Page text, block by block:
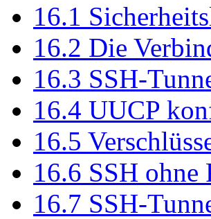
16.1
16.2 Die
16.3 SSH-
16.4 UUCP
16.5
16.6 SSH ohne
16.7 SSH-